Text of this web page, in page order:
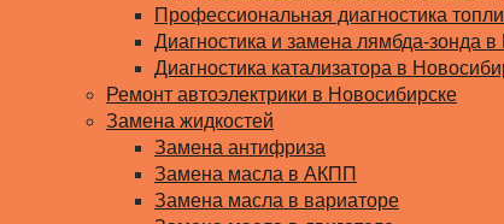
Профессиональная диагностика
Диагностика и замена лямбда-зонда
Диагностика катализатора в
Ремонт автоэлектрики в Новосибирске
Замена жидкостей
Замена антифриза
Замена масла в АКПП
Замена масла в вариаторе